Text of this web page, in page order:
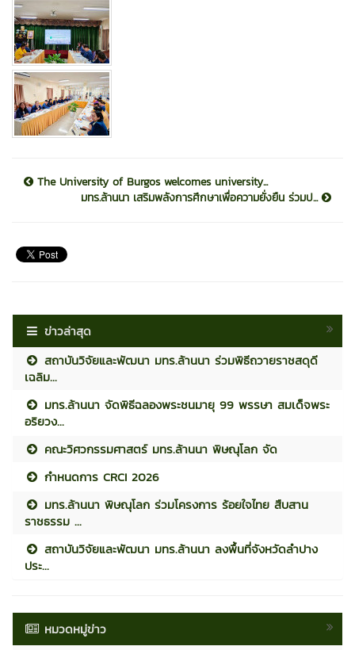
The University of Burgos welcomes university...
มทร.ล้านนา เสริมพลังการศึกษาเพื่อความยั่งยืน ร่วมป...
ข่าวล่าสุด
สถาบันวิจัยและพัฒนา มทร.ล้านนา ร่วมพิธีถวายราชสดุดี
เฉลิม...
มทร.ล้านนา จัดพิธีฉลองพระชนมายุ 99 พรรษา สมเด็จพระ
อริยวง...
คณะวิศวกรรมศาสตร์ มทร.ล้านนา พิษณุโลก จัด
กำหนดการ CRCI 2026
มทร.ล้านนา พิษณุโลก ร่วมโครงการ ร้อยใจไทย สืบสาน
ราชธรรม ...
สถาบันวิจัยและพัฒนา มทร.ล้านนา ลงพื้นที่จังหวัดลำปาง
ประ...
หมวดหมู่ข่าว